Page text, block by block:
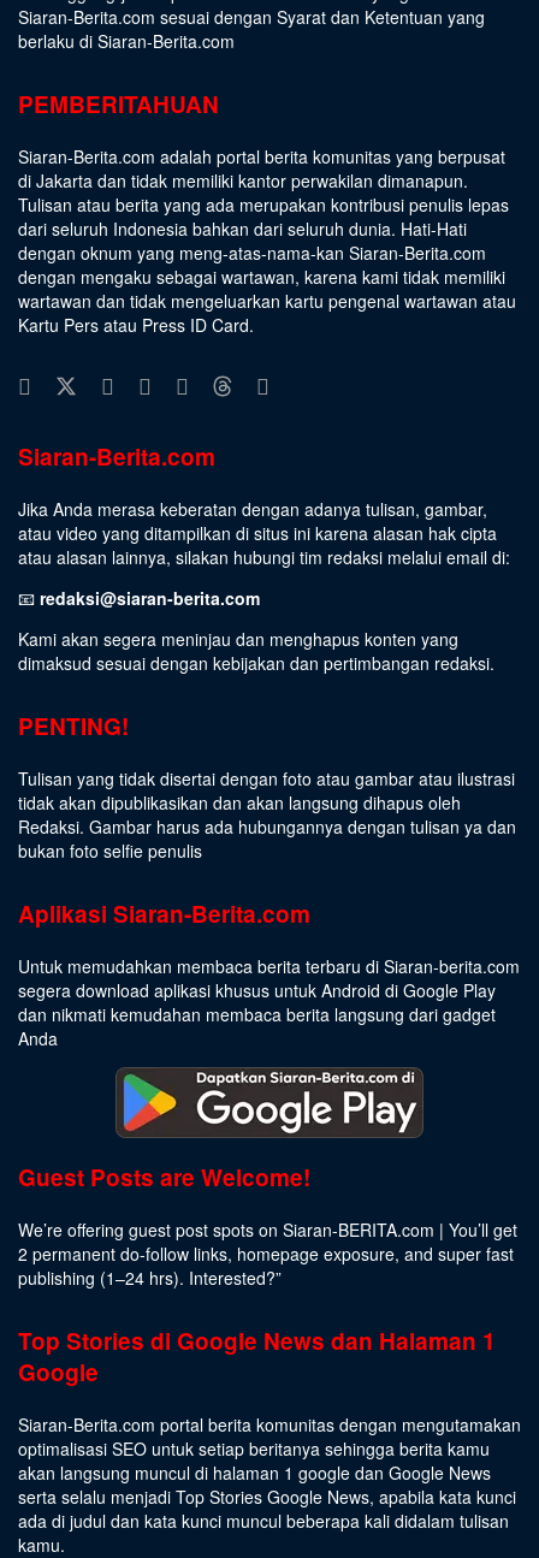
Siaran-Berita.com sesuai dengan Syarat dan Ketentuan yang
berlaku di Siaran-Berita.com
PEMBERITAHUAN
Siaran-Berita.com adalah portal berita komunitas yang berpusat
di Jakarta dan tidak memiliki kantor perwakilan dimanapun.
Tulisan atau berita yang ada merupakan kontribusi penulis lepas
dari seluruh Indonesia bahkan dari seluruh dunia. Hati-Hati
dengan oknum yang meng-atas-nama-kan Siaran-Berita.com
dengan mengaku sebagai wartawan, karena kami tidak memiliki
wartawan dan tidak mengeluarkan kartu pengenal wartawan atau
Kartu Pers atau Press ID Card.
Siaran-Berita.com
Jika Anda merasa keberatan dengan adanya tulisan, gambar,
atau video yang ditampilkan di situs ini karena alasan hak cipta
atau alasan lainnya, silakan hubungi tim redaksi melalui email di:
📧 redaksi@siaran-berita.com
Kami akan segera meninjau dan menghapus konten yang
dimaksud sesuai dengan kebijakan dan pertimbangan redaksi.
PENTING!
Tulisan yang tidak disertai dengan foto atau gambar atau ilustrasi
tidak akan dipublikasikan dan akan langsung dihapus oleh
Redaksi. Gambar harus ada hubungannya dengan tulisan ya dan
bukan foto selfie penulis
Aplikasi Siaran-Berita.com
Untuk memudahkan membaca berita terbaru di Siaran-berita.com
segera download aplikasi khusus untuk Android di Google Play
dan nikmati kemudahan membaca berita langsung dari gadget
Anda
Guest Posts are Welcome!
We’re offering guest post spots on Siaran-BERITA.com | You’ll get
2 permanent do-follow links, homepage exposure, and super fast
publishing (1–24 hrs). Interested?”
Top Stories di Google News dan Halaman 1
Google
Siaran-Berita.com portal berita komunitas dengan mengutamakan
optimalisasi SEO untuk setiap beritanya sehingga berita kamu
akan langsung muncul di halaman 1 google dan Google News
serta selalu menjadi Top Stories Google News, apabila kata kunci
ada di judul dan kata kunci muncul beberapa kali didalam tulisan
kamu.